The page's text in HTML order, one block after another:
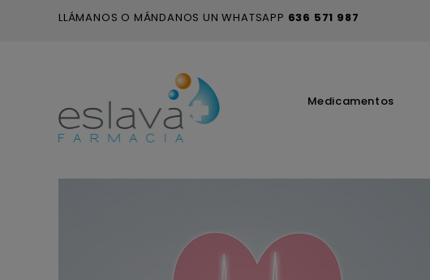
LLÁMANOS O MÁNDANOS UN WHATSAPP 636 571 987
Medicamentos